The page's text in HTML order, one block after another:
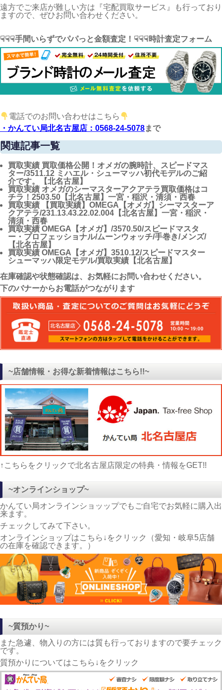
遠方でご来店が難しい方は『宅配買取サービス』も行っており
ますので、ぜひお問い合わせください。
☟☟☟手間いらずでパパっと金額査定！☟☟☟時計査定フォーム
電話でのお問い合わせはこちら
・かんてい局北名古屋店：0568-24-5078まで
関連記事一覧
買取実績 買取価格公開！オメガの腕時計、スピードマス
ター/3511.12 ミハエル・シューマッハ初代モデルのご紹
介です。【北名古屋】
買取実績 オメガのシーマスターアクアテラ買取価格はコ
チラ！2503.50【北名古屋】一宮・稲沢・清須・西春
買取実績 【買取実績】OMEGA【オメガ】シーマスターア
クアテラ/231.13.43.22.02.004【北名古屋】一宮・稲沢・
清須・西春
買取実績 OMEGA【オメガ】/3570.50/スピードマスタ
ー・プロフェッショナル/ムーンウォッチ/手巻き/メンズ/
【北名古屋】
買取実績 OMEGA【オメガ】3510.12/スピードマスター
シューマッハ限定モデル/買取実績【北名古屋】
在庫確認や状態確認は、お気軽にお問い合わせください。
下のバナーからお電話がつながります
~店舗情報・お得な新着情報はこちら!!~
↑こちらをクリックで北名古屋店限定の特典・情報をGET!!
~オンラインショップ~
かんてい局オンラインショッップでもご自宅でお気軽に購入出
来ます。
チェックしてみて下さい。
オンラインショップはこちら↓をクリック（愛知・岐阜5店舗
の在庫を確認できます。）
~質預かり~
また急遽、物入りの方には質も行っておりますので要チェック
です。
質預かりについてはこちら↓をクリック